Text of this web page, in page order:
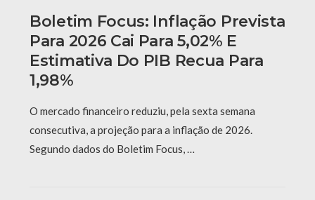
Boletim Focus: Inflação Prevista
Para 2026 Cai Para 5,02% E
Estimativa Do PIB Recua Para
1,98%
O mercado financeiro reduziu, pela sexta semana
consecutiva, a projeção para a inflação de 2026.
Segundo dados do Boletim Focus, …